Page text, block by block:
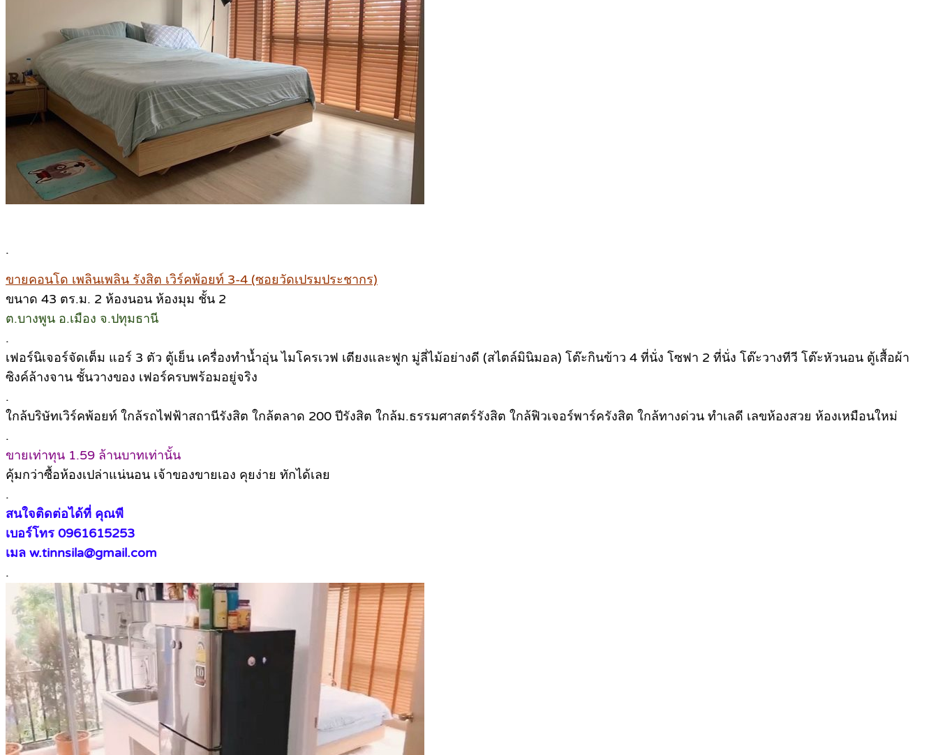
.
ขายคอนโด เพลินเพลิน รังสิต เวิร์คพ้อยท์ 3-4 (ซอยวัดเปรมประชากร)
ขนาด 43 ตร.ม. 2 ห้องนอน ห้องมุม ชั้น 2
ต.บางพูน อ.เมือง จ.ปทุมธานี
.
เฟอร์นิเจอร์จัดเต็ม แอร์ 3 ตัว ตู้เย็น เครื่องทำน้ำอุ่น ไมโครเวฟ เตียงและฟูก มู่ลี่ไม้อย่างดี (สไตล์มินิมอล) โต๊ะกินข้าว 4 ที่นั่ง โซฟา 2 ที่นั่ง โต๊ะวางทีวี โต๊ะหัวนอน ตู้เสื้อผ้า
ซิงค์ล้างจาน ชั้นวางของ เฟอร์ครบพร้อมอยู่จริง
.
ใกล้บริษัทเวิร์คพ้อยท์ ใกล้รถไฟฟ้าสถานีรังสิต ใกล้ตลาด 200 ปีรังสิต ใกล้ม.ธรรมศาสตร์รังสิต ใกล้ฟิวเจอร์พาร์ครังสิต ใกล้ทางด่วน ทำเลดี เลขห้องสวย ห้องเหมือนใหม่
.
ขายเท่าทุน 1.59 ล้านบาทเท่านั้น
คุ้มกว่าซื้อห้องเปล่าแน่นอน เจ้าของขายเอง คุยง่าย ทักได้เลย
.
สนใจติดต่อได้ที่ คุณพี
เบอร์โทร 0961615253
เมล w.tinnsila@gmail.com
.